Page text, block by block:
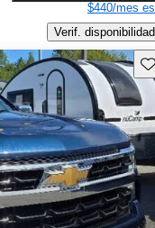
$440/mes
Verif. disponibilidad